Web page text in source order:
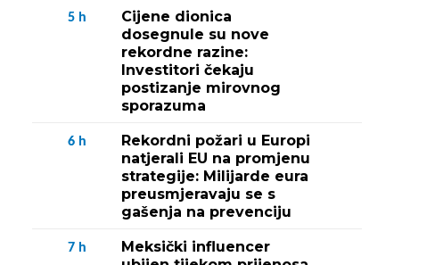
5 h
Cijene dionica
dosegnule su nove
rekordne razine:
Investitori čekaju
postizanje mirovnog
sporazuma
6 h
Rekordni požari u Europi
natjerali EU na promjenu
strategije: Milijarde eura
preusmjeravaju se s
gašenja na prevenciju
7 h
Meksički influencer